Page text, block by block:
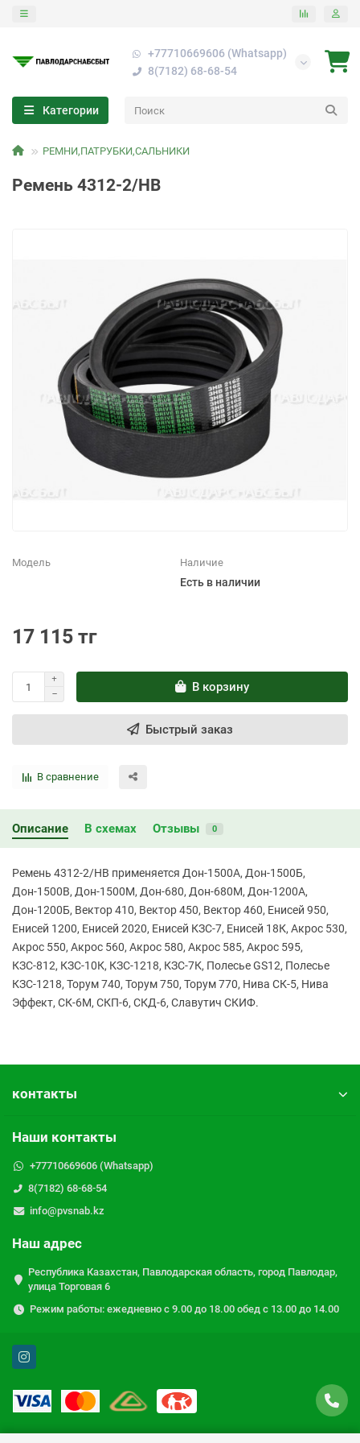
+77710669606 (Whatsapp)
8(7182) 68-68-54
Категории
РЕМНИ,ПАТРУБКИ,САЛЬНИКИ
Ремень 4312-2/НВ
Модель Наличие
Есть в наличии
17 115 тг
В корзину
Быстрый заказ
В сравнение
Описание В схемах Отзывы 0
Ремень 4312-2/НВ применяется Дон-1500А, Дон-1500Б,
Дон-1500В, Дон-1500М, Дон-680, Дон-680М, Дон-1200А,
Дон-1200Б, Вектор 410, Вектор 450, Вектор 460, Енисей 950,
Енисей 1200, Енисей 2020, Енисей КЗС-7, Енисей 18К, Акрос 530,
Акрос 550, Акрос 560, Акрос 580, Акрос 585, Акрос 595,
КЗС-812, КЗС-10К, КЗС-1218, КЗС-7К, Полесье GS12, Полесье
КЗС-1218, Торум 740, Торум 750, Торум 770, Нива СК-5, Нива
Эффект, СК-6М, СКП-6, СКД-6, Славутич СКИФ.
контакты
Наши контакты
+77710669606 (Whatsapp)
8(7182) 68-68-54
info@pvsnab.kz
Наш адрес
Республика Казахстан, Павлодарская область, город Павлодар,
улица Торговая 6
Режим работы: ежедневно с 9.00 до 18.00 обед с 13.00 до 14.00